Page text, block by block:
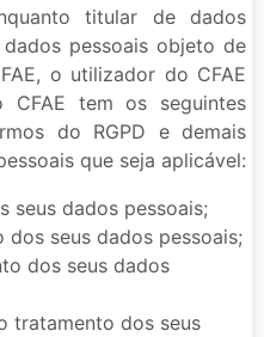
titular de dados
pessoais objeto de
o utilizador do CFAE
tem os seguintes
do RGPD e demais
que seja aplicável:
seus dados pessoais;
seus dados pessoais;
dos seus dados
tratamento dos seus